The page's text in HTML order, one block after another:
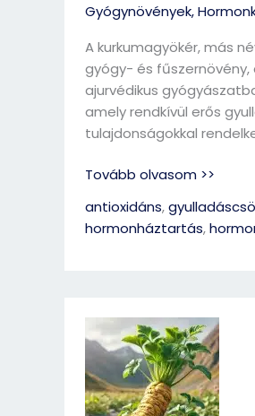
Gyógynövények,
A kurkumagyökér, más
gyógy- és
ajurvédikus
amely rendkívül erős
tulajdonságokkal
Tovább olvasom >>
antioxidáns,
hormonháztartás,
Macagyökér
(Lepidium
meyenii)